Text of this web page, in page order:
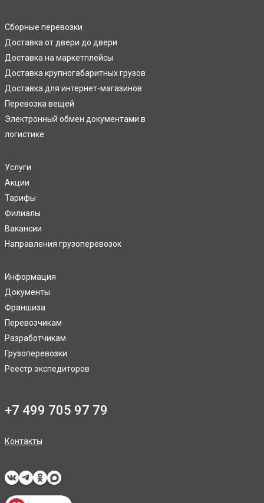
Сборные перевозки
Доставка от двери до двери
Доставка на маркетплейсы
Доставка крупногабаритных грузов
Доставка для интернет-магазинов
Перевозка вещей
Электронный обмен документами в
логистике
Услуги
Акции
Тарифы
Филиалы
Вакансии
Направления грузоперевозок
Информация
Документы
Франшиза
Перевозчикам
Разработчикам
Грузоперевозки
Реестр экспедиторов
+7 499 705 97 79
Контакты